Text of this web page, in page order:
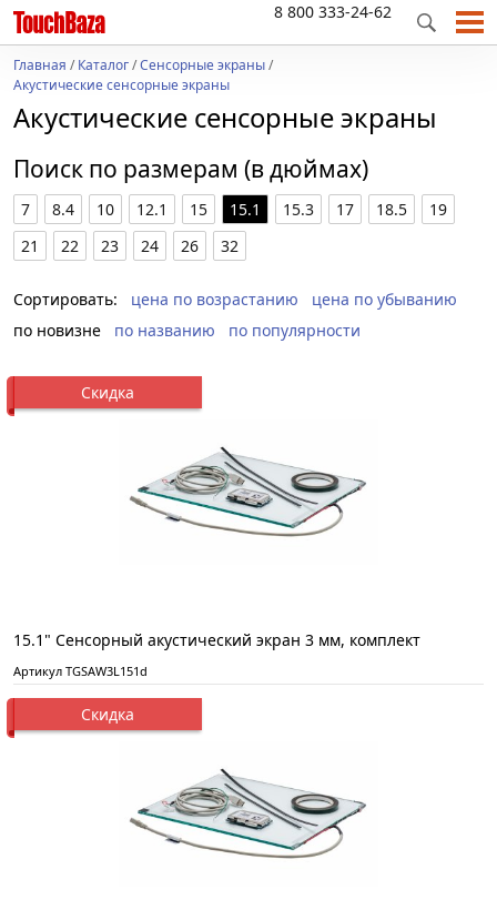
8 800 333-24-62
Главная /Каталог/Сенсорные экраны/
Акустические сенсорные экраны
Акустические сенсорные экраны
Поиск по размерам (в дюймах)
7 8.4 10 12.1 15 15.1 15.3 17 18.5
19
21
22 23 24 26 32
Сортировать: цена по возрастанию
цена по убыванию
по новизне
по названию по популярности
Скидка
15.1" Сенсорный акустический экран 3 мм, комплект
Артикул TGSAW3L151d
Скидка